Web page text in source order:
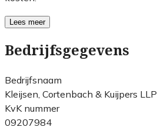
Lees meer
Bedrijfsgegevens
Bedrijfsnaam
Kleijsen, Cortenbach & Kuijpers LLP
KvK nummer
09207984